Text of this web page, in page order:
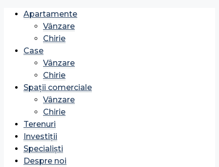
Apartamente
Vânzare
Chirie
Case
Vânzare
Chirie
Spații comerciale
Vânzare
Chirie
Terenuri
Investiții
Specialiști
Despre noi